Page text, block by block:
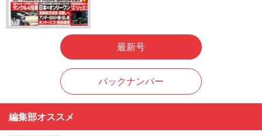
最新号
バックナンバー
編集部オススメ